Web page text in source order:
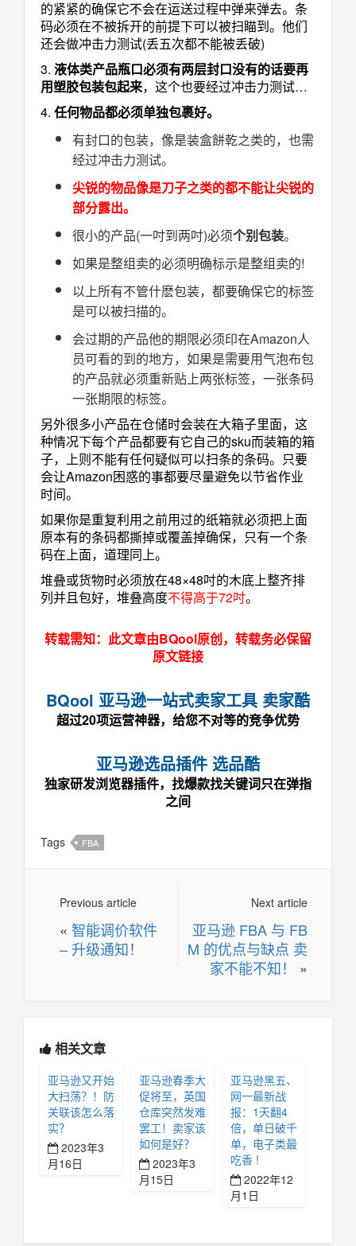
的紧紧的确保它不会在运送过程中弹来弹去。条
码必须在不被拆开的前提下可以被扫瞄到。他们
还会做冲击力测试(丢五次都不能被丢破)
3. 液体类产品瓶口必须有两层封口没有的话要再
用塑胶包装包起来，这个也要经过冲击力测试…
4. 任何物品都必须单独包裹好。
有封口的包装，像是装盒餅乾之类的，也需
经过冲击力测试。
尖锐的物品像是刀子之类的都不能让尖锐的
部分露出。
很小的产品(一吋到两吋)必须个别包装。
如果是整组卖的必须明确标示是整组卖的!
以上所有不管什麽包装，都要确保它的标签
是可以被扫描的。
会过期的产品他的期限必须印在Amazon人
员可看的到的地方，如果是需要用气泡布包
的产品就必须重新贴上两张标签，一张条码
一张期限的标签。
另外很多小产品在仓储时会装在大箱子里面，这
种情况下每个产品都要有它自己的sku而装箱的箱
子，上则不能有任何疑似可以扫条的条码。只要
会让Amazon困惑的事都要尽量避免以节省作业
时间。
如果你是重复利用之前用过的纸箱就必须把上面
原本有的条码都撕掉或覆盖掉确保，只有一个条
码在上面，道理同上。
堆叠或货物时必须放在48×48吋的木底上整齐排
列并且包好，堆叠高度不得高于72吋。
转载需知：此文章由BQool原创，转载务必保留
原文链接
BQool 亚马逊一站式卖家工具 卖家酷
超过20项运营神器，给您不对等的竞争优势
亚马逊选品插件 选品酷
独家研发浏览器插件，找爆款找关键词只在弹指
之间
Tags FBA
Next article
亚马逊 FBA 与 FB
M 的优点与缺点 卖
家不能不知！
»
Previous article
« 智能调价软件
– 升级通知！
相关文章
亚马逊又开始
大扫荡？！防
关联该怎么落
实？
2023年3
月16日
亚马逊春季大
促将至，英国
仓库突然发难
罢工！卖家该
如何是好？
2023年3
月15日
亚马逊黑五、
网一最新战
报：1天翻4
倍，单日破千
单，电子类最
吃香 !
2022年12
月1日